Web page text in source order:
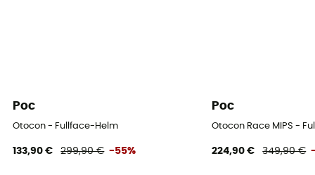
Poc
Otocon - Fullface-Helm
133,90 € 299,90 € -55%
Poc
Otocon Race MIPS -
224,90 € 349,90 €